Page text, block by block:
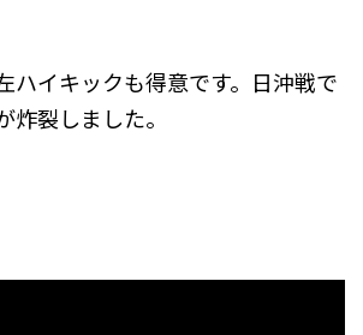
ハイキックも得意です。日沖戦で
炸裂しました。